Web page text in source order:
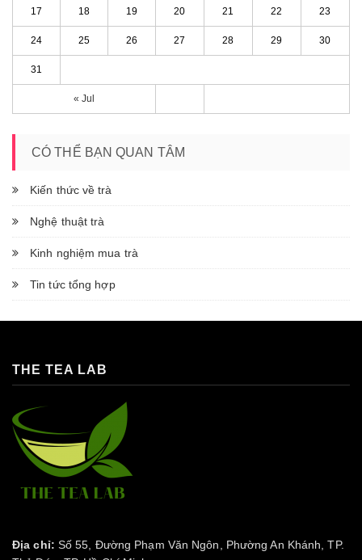
« Jul
17 18 19 20 21 22 23
24 25 26 27 28 29 30
31
CÓ THỂ BẠN QUAN TÂM
Kiến thức về trà
Nghệ thuật trà
Kinh nghiệm mua trà
Tin tức tổng hợp
THE TEA LAB
Địa chỉ: Số 55, Đường Phạm Văn Ngôn, Phường An Khánh, TP.